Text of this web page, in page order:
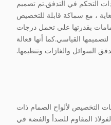
التحكم في التدفق.تم تصميم
، مع سماكة قابلة للتخصيص
بقدرتها على تحمل درجات
القياسي.كما أنها فعالة
السوائل والغازات وتنظيمها.
التخصيص لألواح الصمام ذات
المقاوم للصدأ والفضة في